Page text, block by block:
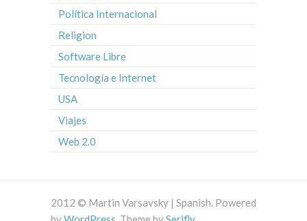
Política Internacional
Religion
Software Libre
Tecnología e Internet
USA
Viajes
Web 2.0
2012 © Martin Varsavsky | Spanish. Powered